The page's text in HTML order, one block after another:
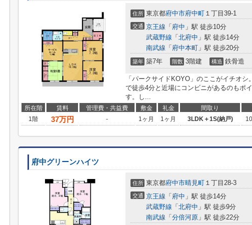
住所 東京都府中市府中町 １丁目39-1
交通 京王線 「 府中 」駅 徒歩10分
武蔵野線 「 北府中 」駅 徒歩14分
南武線 「 府中本町 」駅 徒歩20分
築年 築7年 階数 3階建 構造 鉄骨造
「パークサイドKOYO」のここがイチオ
で徒歩4分と近場にコンビニがあるのもポ
す。し...
所在階 賃料 管理費・共益費 敷金 礼金 間取り
1階
37万円 - 1ヶ月 1ヶ月 3LDK＋1S(納戸)
府中グリーンハイツ
住所 東京都府中市晴見町 １丁目28-3
交通 京王線 「 府中 」駅 徒歩14分
武蔵野線 「 北府中 」駅 徒歩9分
南武線 「 分倍河原 」駅 徒歩22分